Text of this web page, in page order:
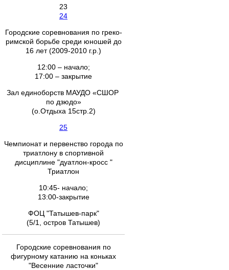
23
24
Городские соревнования по греко-
римской борьбе среди юношей до
16 лет (2009-2010 г.р.)
12:00 – начало;
17:00 – закрытие
Зал единоборств МАУДО «СШОР
по дзюдо»
(о.Отдыха 15стр.2)
25
Чемпионат и первенство города по
триатлону в спортивной
дисциплине "дуатлон-кросс "
Триатлон
10:45- начало;
13:00-закрытие
ФОЦ "Татышев-парк"
(5/1, остров Татышев)
Городские соревнования по
фигурному катанию на коньках
"Весенние ласточки"